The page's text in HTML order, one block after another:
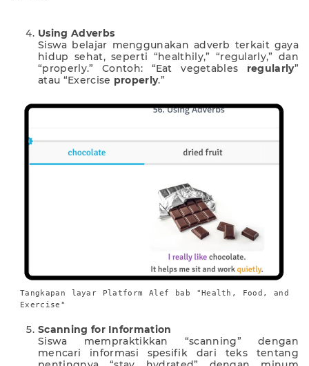
Using Adverbs
Siswa belajar menggunakan adverb terkait gaya
hidup sehat, seperti “healthily,” “regularly,” dan
“properly.” Contoh: “Eat vegetables regularly”
atau “Exercise properly.”
Tangkapan layar Platform Alef bab "Health, Food, and
Exercise"
Scanning for Information
Siswa mempraktikkan “scanning” dengan
mencari informasi spesifik dari teks tentang